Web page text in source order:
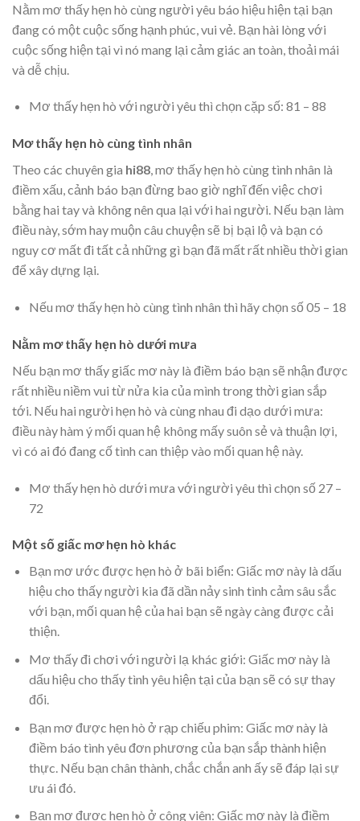
Nằm mơ thấy hẹn hò cùng người yêu báo hiệu hiện tại bạn
đang có một cuộc sống hạnh phúc, vui vẻ. Bạn hài lòng với
cuộc sống hiện tại vì nó mang lại cảm giác an toàn, thoải mái
và dễ chịu.
Mơ thấy hẹn hò với người yêu thì chọn cặp số: 81 – 88
Mơ thấy hẹn hò cùng tình nhân
Theo các chuyên gia hi88, mơ thấy hẹn hò cùng tình nhân là
điềm xấu, cảnh báo bạn đừng bao giờ nghĩ đến việc chơi
bằng hai tay và không nên qua lại với hai người. Nếu bạn làm
điều này, sớm hay muộn câu chuyện sẽ bị bại lộ và bạn có
nguy cơ mất đi tất cả những gì bạn đã mất rất nhiều thời gian
để xây dựng lại.
Nếu mơ thấy hẹn hò cùng tình nhân thì hãy chọn số 05 – 18
Nằm mơ thấy hẹn hò dưới mưa
Nếu bạn mơ thấy giấc mơ này là điềm báo bạn sẽ nhận được
rất nhiều niềm vui từ nửa kia của mình trong thời gian sắp
tới. Nếu hai người hẹn hò và cùng nhau đi dạo dưới mưa:
điều này hàm ý mối quan hệ không mấy suôn sẻ và thuận lợi,
vì có ai đó đang cố tình can thiệp vào mối quan hệ này.
Mơ thấy hẹn hò dưới mưa với người yêu thì chọn số 27 –
72
Một số giấc mơ hẹn hò khác
Bạn mơ ước được hẹn hò ở bãi biển: Giấc mơ này là dấu
hiệu cho thấy người kia đã dần nảy sinh tình cảm sâu sắc
với bạn, mối quan hệ của hai bạn sẽ ngày càng được cải
thiện.
Mơ thấy đi chơi với người lạ khác giới: Giấc mơ này là
dấu hiệu cho thấy tình yêu hiện tại của bạn sẽ có sự thay
đổi.
Bạn mơ được hẹn hò ở rạp chiếu phim: Giấc mơ này là
điềm báo tình yêu đơn phương của bạn sắp thành hiện
thực. Nếu bạn chân thành, chắc chắn anh ấy sẽ đáp lại sự
ưu ái đó.
Bạn mơ được hẹn hò ở công viên: Giấc mơ này là điềm